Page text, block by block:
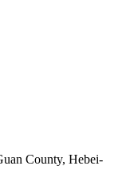
County, Hebei-